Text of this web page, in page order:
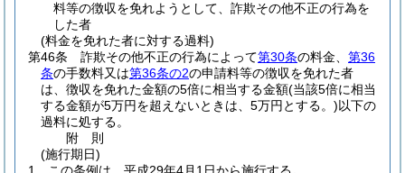
料等の徴収を免れようとして、詐欺その他不正の行為を
した者
(料金を免れた者に対する過料)
第46条
詐欺その他不正の行為によって第30条の料金、 第36
条の手数料又は第36条の2の申請料等の徴収を免れた者
は、徴収を免れた金額の5倍に相当する金額(当該5倍に相当
する金額が5万円を超えないときは、5万円とする。)以下の
過料に処する。
附 則
(施行期日)